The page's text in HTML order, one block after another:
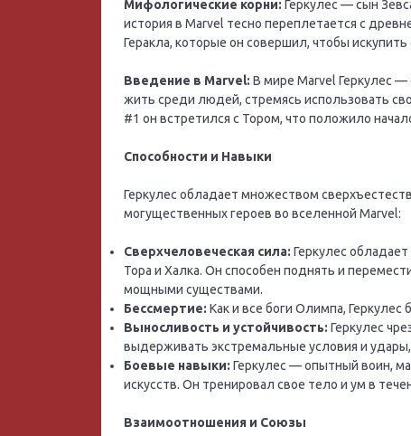
Мифологические корни: Геркулес — сын
история в Marvel тесно переплетается с
Геракла, которые он совершил, чтобы
Введение в Marvel: В мире Marvel Геркулес
жить среди людей, стремясь использовать
#1 он встретился с Тором, что положило
Способности и Навыки
Геркулес обладает множеством
могущественных героев во вселенной Marvel:
Сверхчеловеческая сила: Геркулес
Тора и Халка. Он способен поднять и
мощными существами.
Бессмертие: Как и все боги Олимпа,
Выносливость и устойчивость: Геркулес
выдерживать экстремальные условия и
Боевые навыки: Геркулес — опытный воин,
искусств. Он тренировал свое тело и ум в
Взаимоотношения и Союзы